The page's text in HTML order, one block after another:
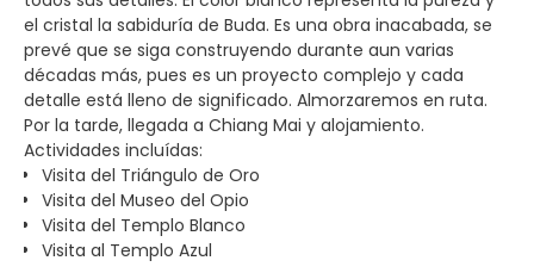
el cristal la sabiduría de Buda. Es una obra inacabada, se
prevé que se siga construyendo durante aun varias
décadas más, pues es un proyecto complejo y cada
detalle está lleno de significado. Almorzaremos en ruta.
Por la tarde, llegada a Chiang Mai y alojamiento.
Actividades incluídas:
Visita del Triángulo de Oro
Visita del Museo del Opio
Visita del Templo Blanco
Visita al Templo Azul